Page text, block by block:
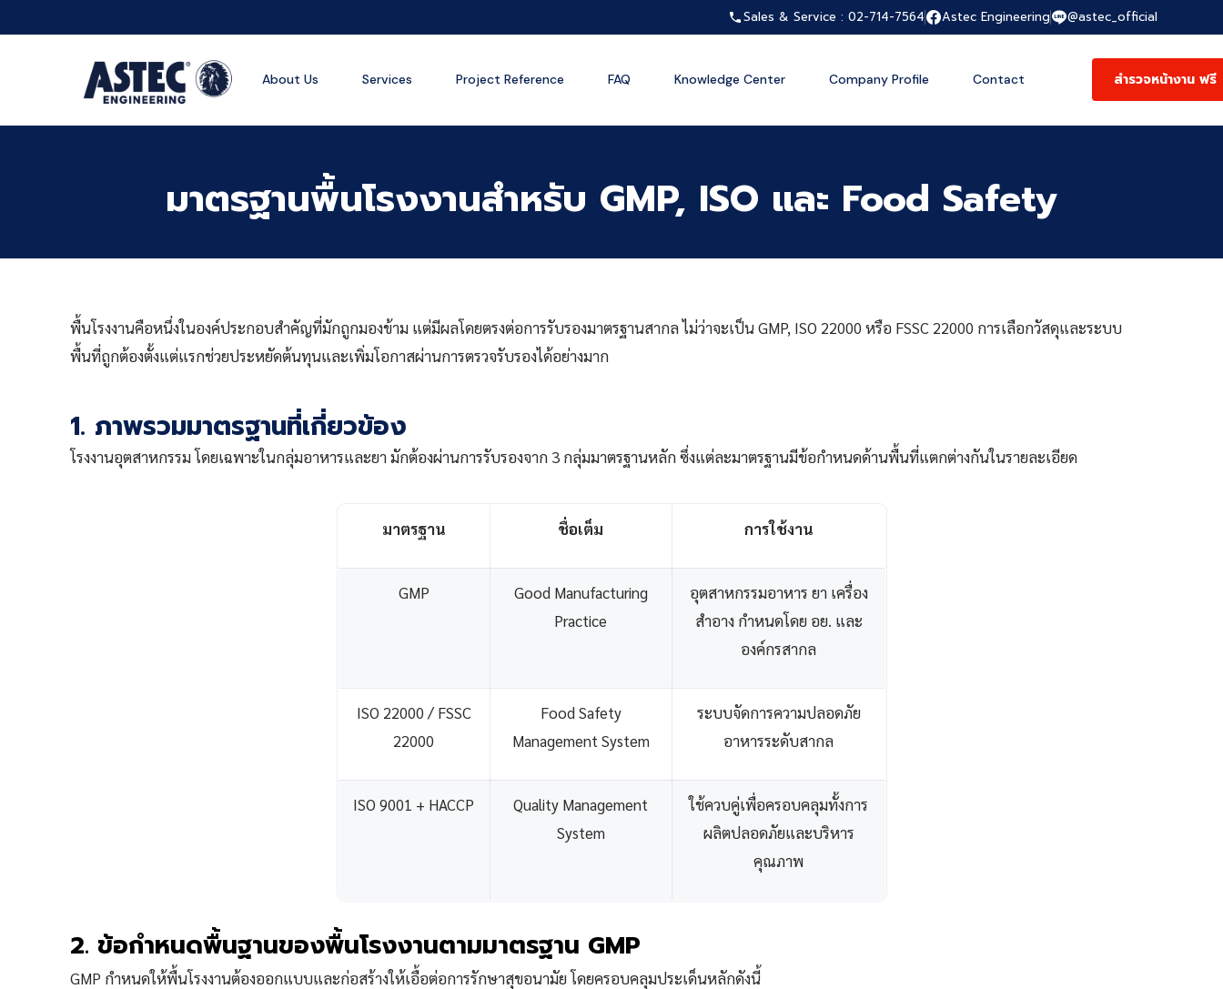
Sales & Service : 02-714-7564 Astec Engineering @astec_official
About Us Services Project Reference FAQ Knowledge Center Company Profile Contact สำรวจหน้างาน ฟรี
มาตรฐานพื้นโรงงานสำหรับ GMP, ISO และ Food Safety
พื้นโรงงานคือหนึ่งในองค์ประกอบสำคัญที่มักถูกมองข้าม แต่มีผลโดยตรงต่อการรับรองมาตรฐานสากล ไม่ว่าจะเป็น GMP, ISO 22000 หรือ FSSC 22000 การเลือกวัสดุและระบบ
พื้นที่ถูกต้องตั้งแต่แรกช่วยประหยัดต้นทุนและเพิ่มโอกาสผ่านการตรวจรับรองได้อย่างมาก
1. ภาพรวมมาตรฐานที่เกี่ยวข้อง
โรงงานอุตสาหกรรม โดยเฉพาะในกลุ่มอาหารและยา มักต้องผ่านการรับรองจาก 3 กลุ่มมาตรฐานหลัก ซึ่งแต่ละมาตรฐานมีข้อกำหนดด้านพื้นที่แตกต่างกันในรายละเอียด
มาตรฐาน ชื่อเต็ม การใช้งาน
GMP
Good Manufacturing
Practice
อุตสาหกรรมอาหาร ยา เครื่อง
สำอาง กำหนดโดย อย. และ
องค์กรสากล
ISO 22000 / FSSC
22000
Food Safety
Management System
ระบบจัดการความปลอดภัย
อาหารระดับสากล
ISO 9001 + HACCP
Quality Management
System
ใช้ควบคู่เพื่อครอบคลุมทั้งการ
ผลิตปลอดภัยและบริหาร
คุณภาพ
2. ข้อกำหนดพื้นฐานของพื้นโรงงานตามมาตรฐาน GMP
GMP กำหนดให้พื้นโรงงานต้องออกแบบและก่อสร้างให้เอื้อต่อการรักษาสุขอนามัย โดยครอบคลุมประเด็นหลักดังนี้